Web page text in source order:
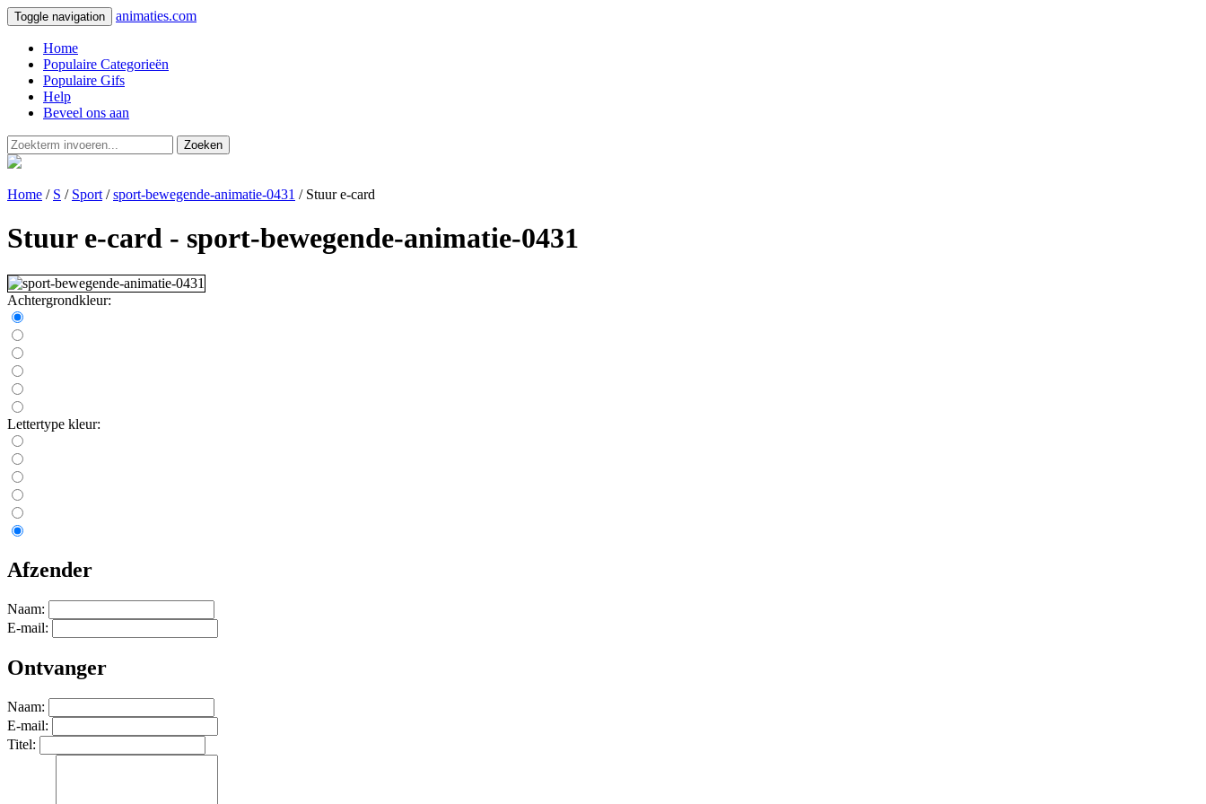
Toggle navigation animaties.com
Home
Populaire Categorieën
Populaire Gifs
Help
Beveel ons aan
Zoeken
Home / S / Sport /sport-bewegende-animatie-0431 / Stuur e-card
Stuur e-card - sport-bewegende-animatie-0431
Achtergrondkleur:
Lettertype kleur:
Afzender
Naam:
E-mail:
Ontvanger
Naam:
E-mail:
Titel: